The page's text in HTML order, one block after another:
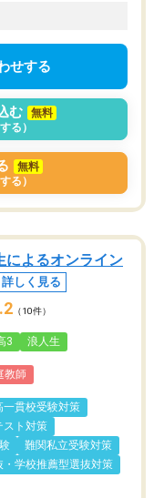
せする
む
無料
る）
無料
る）
によるオンライン
詳しく見る
（10件）
3 浪人生
教師
一貫校受験対策
スト対策
難関私立受験対策
・学校推薦型選抜対策